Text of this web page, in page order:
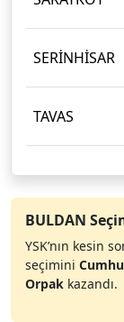
SERİNHİSAR
TAVAS
BULDAN
YSK’nın kesin
seçimini
Orpak kazandı.